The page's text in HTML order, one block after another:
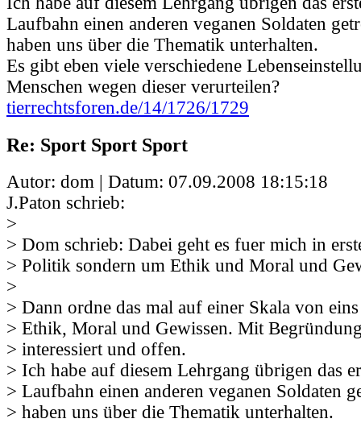
Laufbahn einen anderen veganen Soldaten
haben uns über die Thematik unterhalten.
Es gibt eben viele verschiedene
Menschen wegen dieser verurteilen?
tierrechtsforen.de/14/1726/1729
Re: Sport Sport Sport
Autor: dom | Datum: 07.09.2008 18:15:18
J.Paton schrieb:
>
> Dom schrieb: Dabei geht es fuer mich in
> Politik sondern um Ethik und Moral und
>
> Dann ordne das mal auf einer Skala von
> Ethik, Moral und Gewissen. Mit
> interessiert und offen.
> Ich habe auf diesem Lehrgang übrigen das
> Laufbahn einen anderen veganen Soldaten
> haben uns über die Thematik unterhalten.